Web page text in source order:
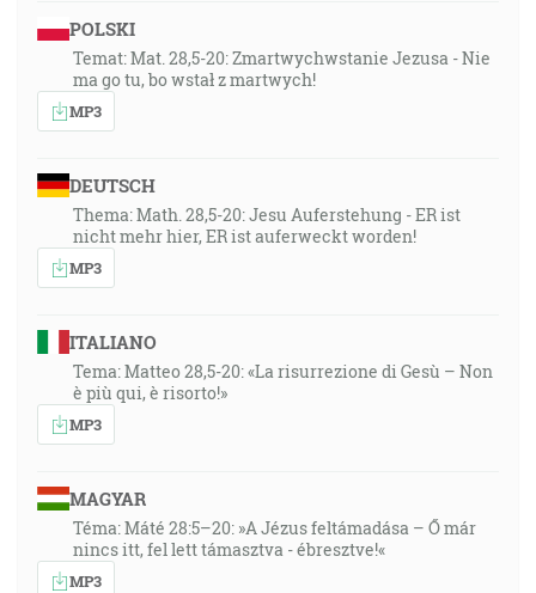
POLSKI
Temat: Mat. 28,5-20: Zmartwychwstanie Jezusa - Nie
ma go tu, bo wstał z martwych!
MP3
DEUTSCH
Thema: Math. 28,5-20: Jesu Auferstehung - ER ist
nicht mehr hier, ER ist auferweckt worden!
MP3
ITALIANO
Tema: Matteo 28,5-20: «La risurrezione di Gesù – Non
è più qui, è risorto!»
MP3
MAGYAR
Téma: Máté 28:5–20: »A Jézus feltámadása – Ő már
nincs itt, fel lett támasztva - ébresztve!«
MP3